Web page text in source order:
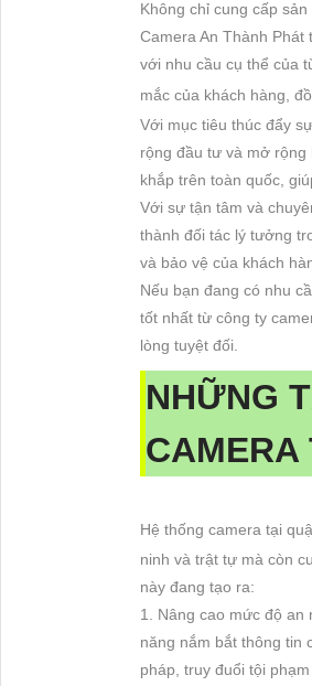
Không chỉ cung cấp
Camera An Thành
với nhu cầu cụ thể của
mắc của khách hàng,
Với mục tiêu thúc đẩy
rộng đầu tư và mở rộng
khắp trên toàn quốc,
Với sự tận tâm và
thành đối tác lý tưởng
và bảo vệ của khách
Nếu bạn đang có nhu
tốt nhất từ công ty
lòng tuyệt đối.
NHỮNG
CAMERA
Hệ thống camera tại
ninh và trật tự mà còn
này đang tạo ra:
1. Nâng cao mức độ an
năng nắm bắt thông tin
pháp, truy đuổi tội